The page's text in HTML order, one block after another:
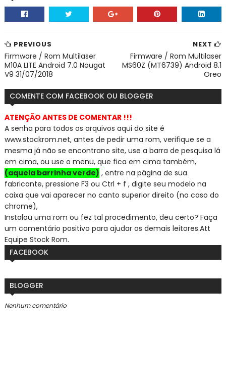
NEXT
Firmware / Rom Multilaser
MS60Z (MT6739) Android 8.1
Oreo
PREVIOUS
Firmware / Rom Multilaser
M10A LITE Android 7.0 Nougat
V9 31/07/2018
COMENTE COM FACEBOOK OU BLOGGER
ATENÇÃO ANTES DE COMENTAR !!!
A senha para todos os arquivos aqui do site é
www.stockrom.net, antes de pedir uma rom, verifique se a
mesma já não se encontrano site, use a barra de pesquisa lá
em cima, ou use o menu, que fica em cima também,
(aquela barrinha verde) , entre na página de sua
fabricante, pressione F3 ou Ctrl + f , digite seu modelo na
caixa que vai aparecer no canto superior direito (no caso do
chrome),
Instalou uma rom ou fez tal procedimento, deu certo? Faça
um comentário positivo para ajudar os demais leitores.Att
Equipe Stock Rom.
FACEBOOK
BLOGGER
Nenhum comentário